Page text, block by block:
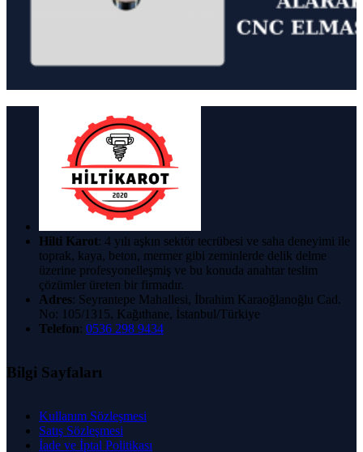
Hilti Karot: 4 yılı aşkın sektör tecrübesi ve saha deneyimi ile
toprak, kaya, beton, mermer gibi zeminlerde delik delme
üzerine profesyonelleşmiş ve bu konuda anahtar teslim
çözümler üreten bir firmadır.
Adres: Seyrantepe Mahallesi, İbrahim Karaoğlanoğlu Cad.
No: 105/1315, Kağıthane, İstanbul/Türkiye
Telefon: 0536 298 9434
Bilgi Sayfaları
Kullanım Sözleşmesi
Satış Sözleşmesi
İade ve İptal Politikası